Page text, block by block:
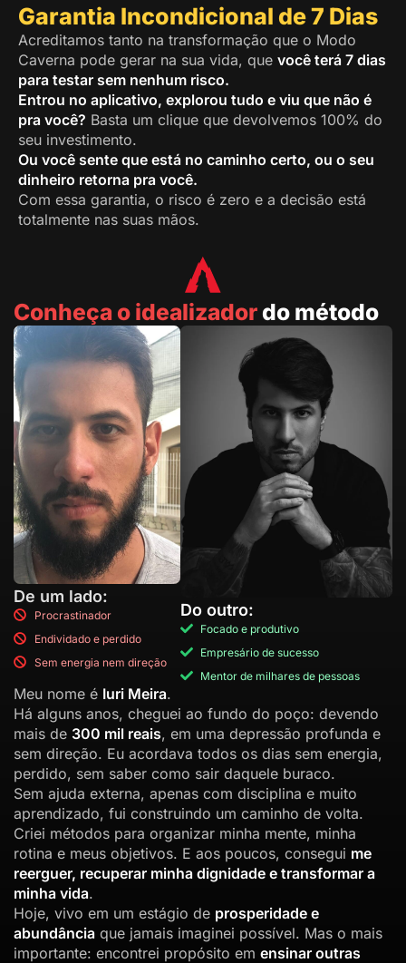
Garantia Incondicional de 7 Dias
Acreditamos tanto na transformação que o Modo
Caverna pode gerar na sua vida, que você terá 7 dias
para testar sem nenhum risco.
Entrou no aplicativo, explorou tudo e viu que não é
pra você? Basta um clique que devolvemos 100% do
seu investimento.
Ou você sente que está no caminho certo, ou o seu
dinheiro retorna pra você.
Com essa garantia, o risco é zero e a decisão está
totalmente nas suas mãos.
Conheça o idealizadordo método
De um lado:
Procrastinador
Endividado e perdido
Sem energia nem direção
Do outro:
Focado e produtivo
Empresário de sucesso
Mentor de milhares de pessoas
Meu nome é Iuri Meira.
Há alguns anos, cheguei ao fundo do poço: devendo
mais de 300 mil reais, em uma depressão profunda e
sem direção. Eu acordava todos os dias sem energia,
perdido, sem saber como sair daquele buraco.
Sem ajuda externa, apenas com disciplina e muito
aprendizado, fui construindo um caminho de volta.
Criei métodos para organizar minha mente, minha
rotina e meus objetivos. E aos poucos, consegui me
reerguer, recuperar minha dignidade e transformar a
minha vida.
Hoje, vivo em um estágio de prosperidade e
abundância que jamais imaginei possível. Mas o mais
importante: encontrei propósito em ensinar outras